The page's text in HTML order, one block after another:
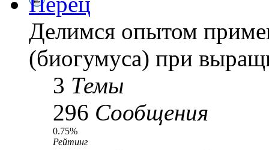
Делимся опытом
(биогумуса) при
3 Темы
296 Сообщения
0.75%
Рейтинг